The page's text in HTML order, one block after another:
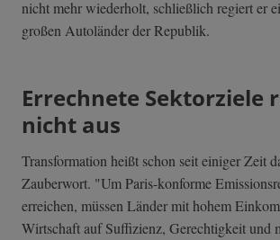
nicht mehr wiederholt, schließlich regiert er
großen Autoländer der Republik.
Errechnete Sektorziele
nicht aus
Transformation heißt schon seit einiger Zeit
Zauberwort. "Um Paris-konforme
erreichen, müssen Länder mit hohem
Wirtschaft auf Suffizienz, Gerechtigkeit und